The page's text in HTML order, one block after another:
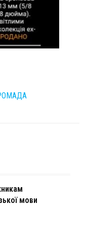
мови